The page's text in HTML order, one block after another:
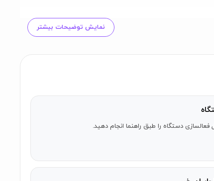
خود را درخواست کرده تا در صورت امکان به لیست
نمایش توضیحات بیشتر
دستگاه را طبق راهنما انجام دهید.